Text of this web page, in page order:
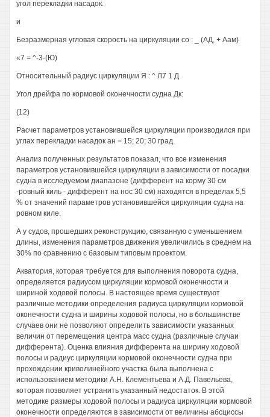
угол перекладки насадок.
и
Безразмерная угловая скорость на циркуляции со : _ (АД, + Аам)
«7 = ^-3-(Ю)
Относительный радиус циркуляции Я : ^ Л7 1 Д
Угол дрейфа по кормовой оконечности судна Дк:
(12)
Расчет параметров установившейся циркуляции производился при
углах перекладки насадок ан = 15; 20; 30 град.
Анализ полученных результатов показал, что все изменения
параметров установившейся циркуляции в зависимости от посадки
судна в исследуемом диапазоне (дифферент на корму 30 см
-ровный киль - дифферент на нос 30 см) находятся в пределах 5,5
% от значений параметров установившейся циркуляции судна на
ровном киле.
А у судов, прошедших реконструкцию, связанную с уменьшением
длины, изменения параметров движения увеличились в среднем на
30% по сравнению с базовым типовым проектом.
Акватория, которая требуется для выполнения поворота судна,
определяется радиусом циркуляции кормовой оконечности и
шириной ходовой полосы. В настоящее время существуют
различные методики определения радиуса циркуляции кормовой
оконечности судна и ширины ходовой полосы, но в большинстве
случаев они не позволяют определить зависимости указанных
величин от перемещения центра масс судна (различные случаи
дифферента). Оценка влияния дифферента на ширину ходовой
полосы и радиус циркуляции кормовой оконечности судна при
прохождении криволинейного участка была выполнена с
использованием методики А.Н. Клементьева и А.Д. Павельева,
которая позволяет устранить указанный недостаток. В этой
методике размеры ходовой полосы и радиуса циркуляции кормовой
оконечности определяются в зависимости от величины абсциссы